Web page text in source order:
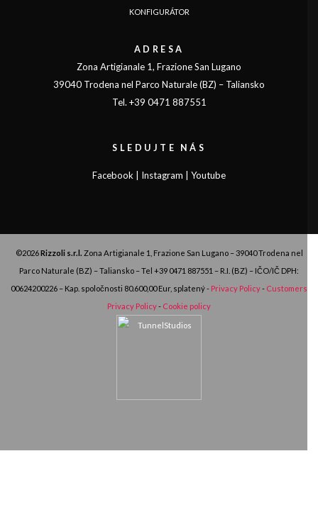
KONFIGURÁTOR
ADRESA
Zona Artigianale 1, Frazione San Lugano
39040 Trodena nel Parco Naturale (BZ) – Taliansko
Tel. +39 0471 887551
SLEDUJTE NÁS
Facebook Instagram Youtube
©2026Rizzoli s.r.l. Zona Artigianale 1, Frazione San Lugano – 39040 Trodena nel
Parco Naturale (BZ) – Taliansko – Tel +39 0471 887551 – R.I. (BZ) – IČO/IČ DPH:
00624200226 – Kap. spoločnosti 80.600,00 Eur, splatený - Privacy Policy- Customers
Privacy Policy- Cookie policy